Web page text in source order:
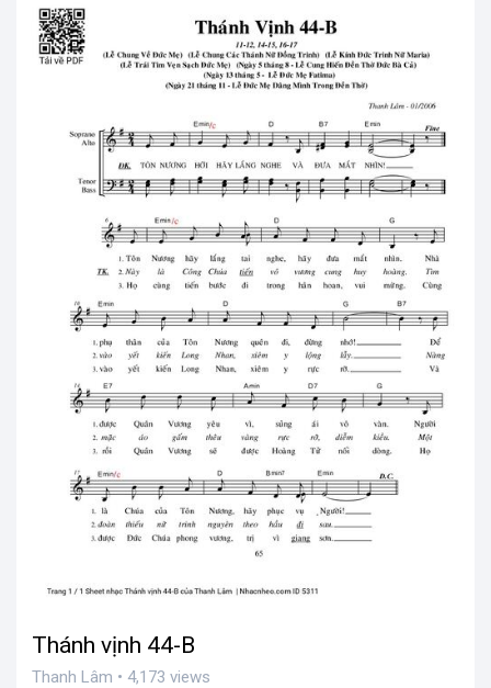
Thánh vịnh 44-B
Thanh Lâm • 4,173 views